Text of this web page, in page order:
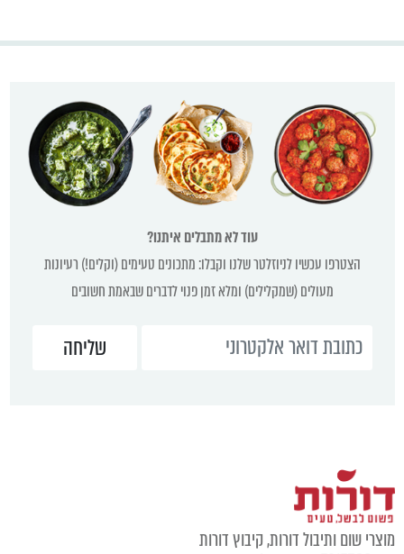
עוד לא מתבלים איתנו?
הצטרפו עכשיו לניוזלטר שלנו וקבלו: מתכונים טעימים (וקלים!) רעיונות
מעולים (שמקלילים) ומלא זמן פנוי לדברים שבאמת חשובים
מוצרי שום ותיבול דורות, קיבוץ דורות